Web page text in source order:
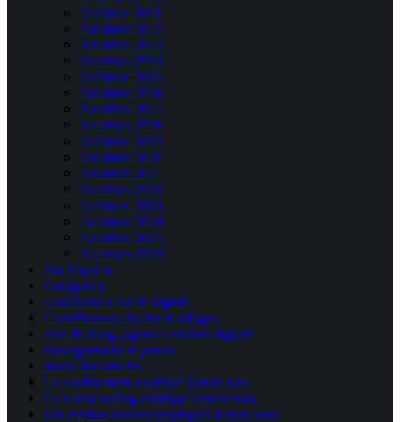
Archives 2011
Archives 2012
Archives 2013
Archives 2014
Archives 2015
Archives 2016
Archives 2017
Archives 2018
Archives 2019
Archives 2020
Archives 2021
Archives 2022
Archives 2023
Archives 2024
Archives 2025
Archives 2026
Bio Express
Catégories
Conférences sur le digital
Contributeurs du site Kablages
Else & Bang, agence créative digitale
Enseignement et presse
Index des articles
Le confinement expliqué à mon boss
Le Social selling expliqué à mon boss
Les médias sociaux expliqués à mon boss